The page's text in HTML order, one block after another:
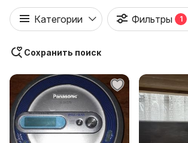
Категории Фильтры 1
Сохранить поиск